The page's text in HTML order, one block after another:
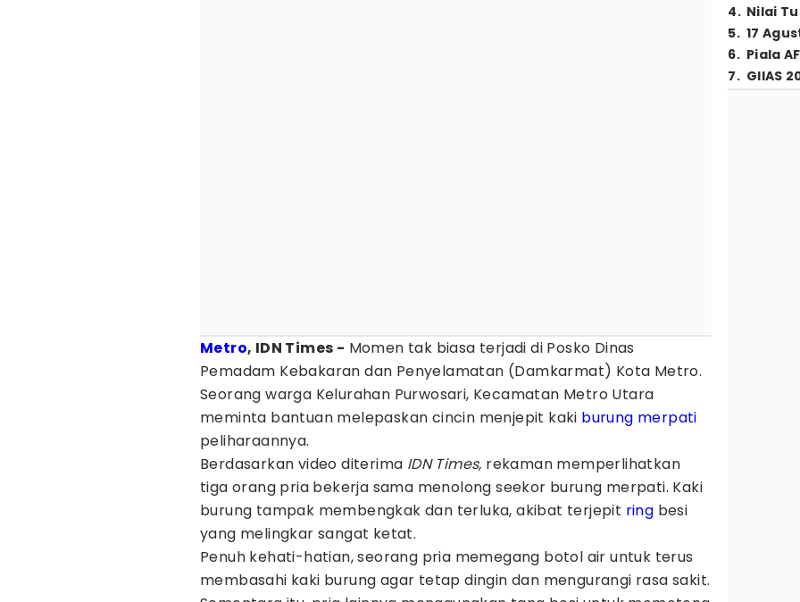
Metro, IDN Times - Momen tak biasa terjadi di Posko Dinas
Pemadam Kebakaran dan Penyelamatan (Damkarmat) Kota Metro.
Seorang warga Kelurahan Purwosari, Kecamatan Metro Utara
meminta bantuan melepaskan cincin menjepit kaki burung merpati
peliharaannya.
Berdasarkan video diterima IDN Times, rekaman memperlihatkan
tiga orang pria bekerja sama menolong seekor burung merpati. Kaki
burung tampak membengkak dan terluka, akibat terjepit ring besi
yang melingkar sangat ketat.
Penuh kehati-hatian, seorang pria memegang botol air untuk terus
membasahi kaki burung agar tetap dingin dan mengurangi rasa sakit.
4. Nilai
5. 17
6. Piala
7. GIIAS